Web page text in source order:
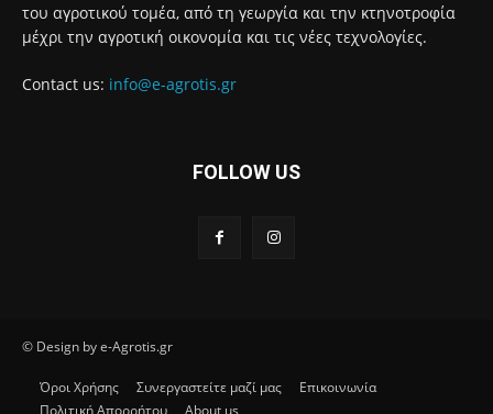
του αγροτικού τομέα, από τη γεωργία και την κτηνοτροφία
μέχρι την αγροτική οικονομία και τις νέες τεχνολογίες.
Contact us: info@e-agrotis.gr
FOLLOW US
© Design by e-Agrotis.gr
Όροι Χρήσης Συνεργαστείτε μαζί μας
Επικοινωνία
Πολιτική Απορρήτου
About us